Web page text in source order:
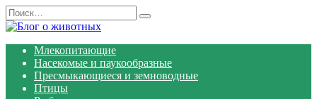
Перейти
к
Search
for:
Млекопитающие
Насекомые и паукообразные
Пресмыкающиеся и земноводные
Птицы